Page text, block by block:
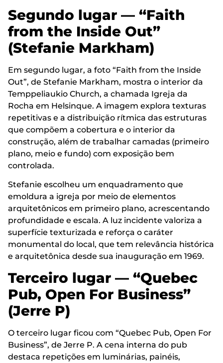
Segundo lugar — “Faith
from the Inside Out”
(Stefanie Markham)
Em segundo lugar, a foto “Faith from the Inside
Out”, de Stefanie Markham, mostra o interior da
Temppeliaukio Church, a chamada Igreja da
Rocha em Helsinque. A imagem explora texturas
repetitivas e a distribuição rítmica das estruturas
que compõem a cobertura e o interior da
construção, além de trabalhar camadas (primeiro
plano, meio e fundo) com exposição bem
controlada.
Stefanie escolheu um enquadramento que
emoldura a igreja por meio de elementos
arquitetônicos em primeiro plano, acrescentando
profundidade e escala. A luz incidente valoriza a
superfície texturizada e reforça o caráter
monumental do local, que tem relevância histórica
e arquitetônica desde sua inauguração em 1969.
Terceiro lugar — “Quebec
Pub, Open For Business”
(Jerre P)
O terceiro lugar ficou com “Quebec Pub, Open For
Business”, de Jerre P. A cena interna do pub
destaca repetições em luminárias, painéis,